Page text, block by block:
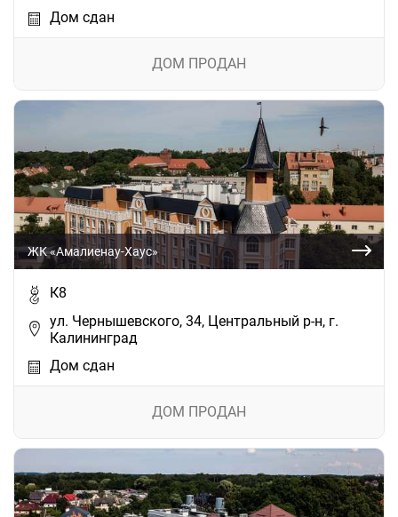
Дом сдан
ДОМ ПРОДАН
ЖК «Амалиенау-Хаус»
К8
ул. Чернышевского, 34, Центральный р-н, г.
Калининград
Дом сдан
ДОМ ПРОДАН